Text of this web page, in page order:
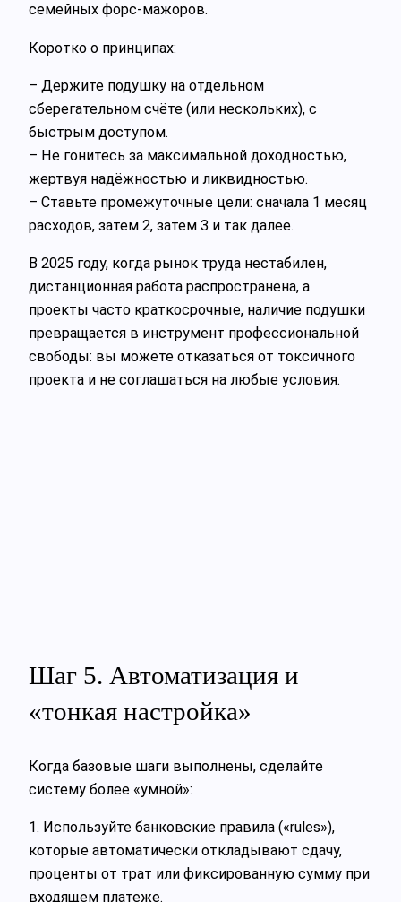
семейных форс‑мажоров.
Коротко о принципах:
– Держите подушку на отдельном
сберегательном счёте (или нескольких), с
быстрым доступом.
– Не гонитесь за максимальной доходностью,
жертвуя надёжностью и ликвидностью.
– Ставьте промежуточные цели: сначала 1 месяц
расходов, затем 2, затем 3 и так далее.
В 2025 году, когда рынок труда нестабилен,
дистанционная работа распространена, а
проекты часто краткосрочные, наличие подушки
превращается в инструмент профессиональной
свободы: вы можете отказаться от токсичного
проекта и не соглашаться на любые условия.
Шаг 5. Автоматизация и
«тонкая настройка»
Когда базовые шаги выполнены, сделайте
систему более «умной»:
1. Используйте банковские правила («rules»),
которые автоматически откладывают сдачу,
проценты от трат или фиксированную сумму при
входящем платеже.